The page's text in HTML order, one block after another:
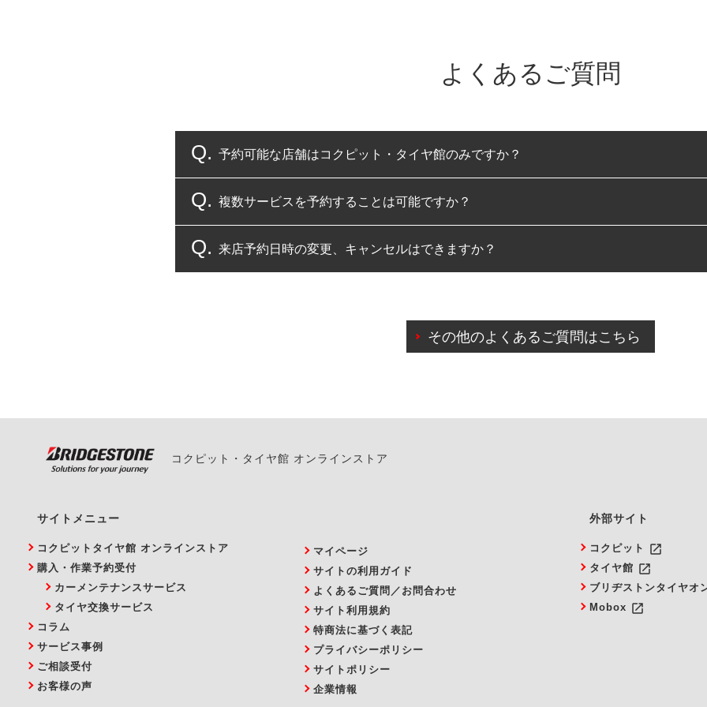
よくあるご質問
予約可能な店舗はコクピット・タイヤ館のみですか？
コクピット・タイヤ館のみとなります。
複数サービスを予約することは可能ですか？
複数サービスのご予約は可能です。
来店予約日時の変更、キャンセルはできますか？
また、やむを得ない事由によりご予約のキャンセルをご希望の際は、直接ご予約いた
その他のよくあるご質問はこちら
コクピット・タイヤ館 オンラインストア
サイトメニュー
コクピットタイヤ館 オンラインストア
購入・作業予約受付
カーメンテナンスサービス
タイヤ交換サービス
コラム
サービス事例
ご相談受付
お客様の声
マイページ
サイトの利用ガイド
よくあるご質問／お問合わせ
サイト利用規約
特商法に基づく表記
プライバシーポリシー
サイトポリシー
企業情報
外部サイト
コクピット launch
タイヤ館 launch
ブリヂストンタイヤオ
Mobox launch